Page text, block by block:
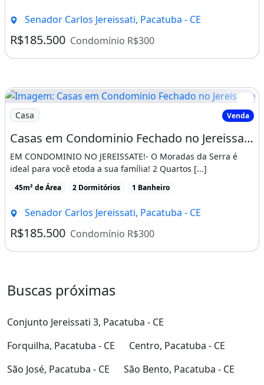
Senador Carlos Jereissati, Pacatuba - CE
R$185.500 Condomínio R$300
Imagem: Casas em Condominio Fechado no Jereissate
Casa Venda
Casas em Condominio Fechado no Jereissate 3, Entrada Facilitada em Ate 60X, Aproveite!
EM CONDOMINIO NO JEREISSATE!- O Moradas da Serra é
ideal para você etoda a sua família! 2 Quartos [...]
45m² de Área 2 Dormitórios 1 Banheiro
Senador Carlos Jereissati, Pacatuba - CE
R$185.500 Condomínio R$300
Buscas próximas
Conjunto Jereissati 3, Pacatuba - CE
Forquilha, Pacatuba - CE
Centro, Pacatuba - CE
São José, Pacatuba - CE
São Bento, Pacatuba - CE